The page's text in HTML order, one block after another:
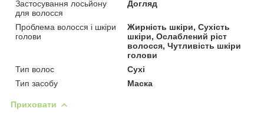
Застосування лосьйону
для волосся
Догляд
Проблема волосся і шкіри
голови
Жирність шкіри, Сухість
шкіри, Ослаблений ріст
волосся, Чутливість шкіри
голови
Тип волос
Сухі
Тип засобу
Маска
Приховати